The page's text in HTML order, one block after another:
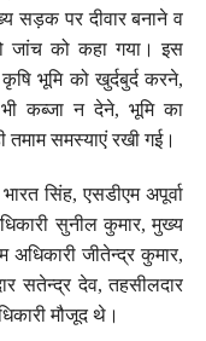
सड़क पर दीवार बनाने व
जांच को कहा गया। इस
भूमि को खुर्दबुर्द करने,
कब्जा न देने, भूमि का
समस्याएं रखी गई।
सिंह, एसडीएम अपूर्वा
सुनील कुमार, मुख्य
अधिकारी जीतेन्द्र कुमार,
सतेन्द्र देव, तहसीलदार
मौजूद थे।